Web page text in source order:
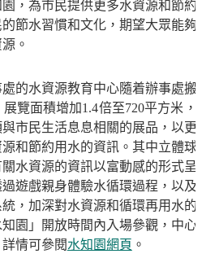
，為市民提供更多水資源和節約
節水習慣和文化，期望大眾能夠
。
的水資源教育中心隨着辦事處搬
覽面積增加1.4倍至720平方米，
市民生活息息相關的展品，以更
和節約用水的資訊。其中立體球
水資源的資訊以富動感的形式呈
遊戲親身體驗水循環過程，以及
，加深對水資源和循環再用水的
園」開放時間內入場參觀，中心
情可參閱水知園網頁 。